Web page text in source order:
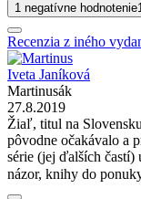
1 negatívne hodnotenie1
Recenzia z iného
Iveta Janíková
Martinusák
27.8.2019
Žiaľ, titul na
pôvodne očakávalo a
série (jej ďalších
názor, knihy do